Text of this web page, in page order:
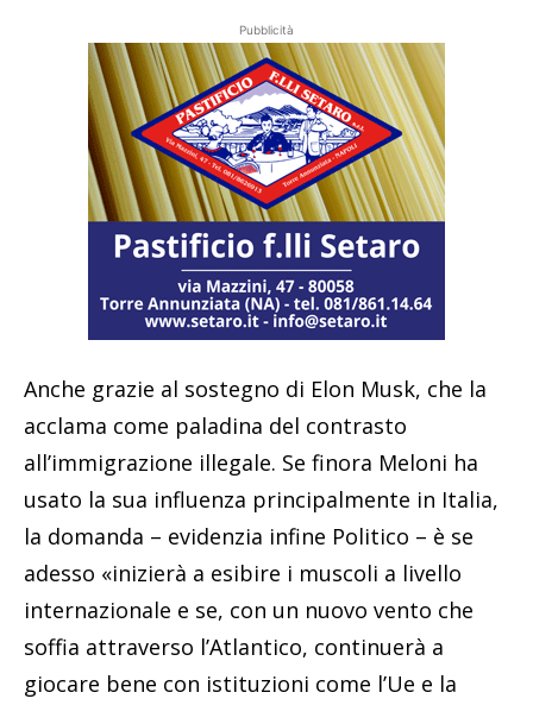
Pubblicità
Anche grazie al sostegno di Elon Musk, che la
acclama come paladina del contrasto
all’immigrazione illegale. Se finora Meloni ha
usato la sua influenza principalmente in Italia,
la domanda – evidenzia infine Politico – è se
adesso «inizierà a esibire i muscoli a livello
internazionale e se, con un nuovo vento che
soffia attraverso l’Atlantico, continuerà a
giocare bene con istituzioni come l’Ue e la